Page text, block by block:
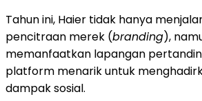
Tahun ini, Haier tidak hanya
pencitraan merek (branding),
memanfaatkan lapangan
platform menarik untuk
dampak sosial.